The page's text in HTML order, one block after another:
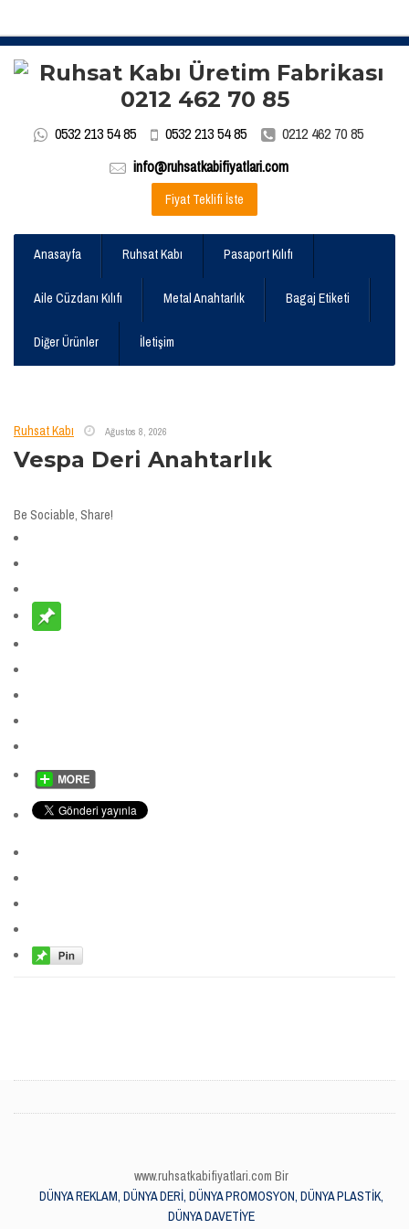
0532 213 54 85 0532 213 54 85
0212 462 70 85
info@ruhsatkabifiyatlari.com
Fiyat Teklifi İste
Anasayfa Ruhsat Kabı Pasaport Kılıfı
Aile Cüzdanı Kılıfı Metal Anahtarlık Bagaj Etiketi
Diğer Ürünler İletişim
Ruhsat Kabı Ağustos 8, 2026
Vespa Deri Anahtarlık
Be Sociable, Share!
www.ruhsatkabifiyatlari.com Bir
DÜNYA REKLAM, DÜNYA DERİ, DÜNYA PROMOSYON, DÜNYA PLASTİK,
DÜNYA DAVETİYE